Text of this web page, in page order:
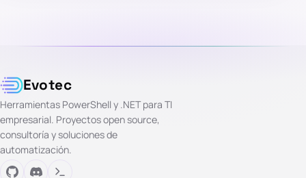
Evotec
Herramientas PowerShell y .NET para TI
empresarial. Proyectos open source,
consultoría y soluciones de
automatización.